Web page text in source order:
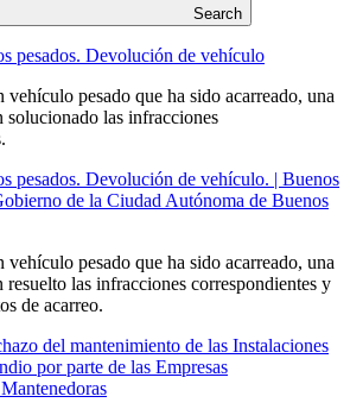
Search
pesados. Devolución de vehículo
vehículo pesado que ha sido acarreado, una
solucionado las infracciones
pesados. Devolución de vehículo. | Buenos
de la Ciudad Autónoma de Buenos
vehículo pesado que ha sido acarreado, una
resuelto las infracciones correspondientes y
de acarreo.
del mantenimiento de las Instalaciones
por parte de las Empresas